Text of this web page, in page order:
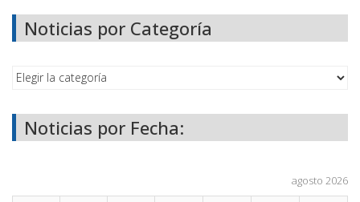
Noticias por Categoría
Noticias por Fecha:
agosto 2026